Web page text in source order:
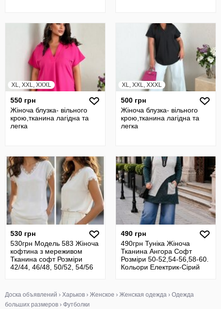
XL, XXL, XXXL
550 грн
Жіноча блузка- вільного
крою,тканина лагідна та
легка
XL, XXL, XXXL
500 грн
Жіноча блузка- вільного
крою,тканина лагідна та
легка
530 грн
530грн Модель 583 Жіноча
кофтина з мереживом
Тканина софт Розміри
42/44, 46/48, 50/52, 54/56
490 грн
490грн Туніка Жіноча
Тканина Ангора Софт
Розміри 50-52,54-56,58-60.
Кольори Електрик-Сірий
Доска объявлений › Харьков › Женское › Женская одежда › Одежда
больших размеров › Футболки